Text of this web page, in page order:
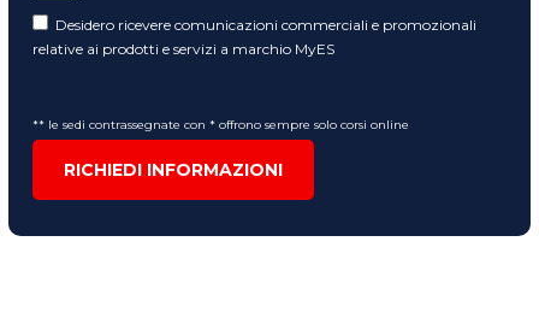
Desidero ricevere comunicazioni commerciali e promozionali
relative ai prodotti e servizi a marchio MyES
** le sedi contrassegnate con * offrono sempre solo corsi online
RICHIEDI INFORMAZIONI